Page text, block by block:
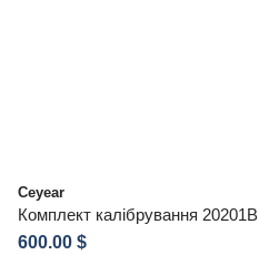
Ceyear
Комплект калібрування 20201B
600.00 $